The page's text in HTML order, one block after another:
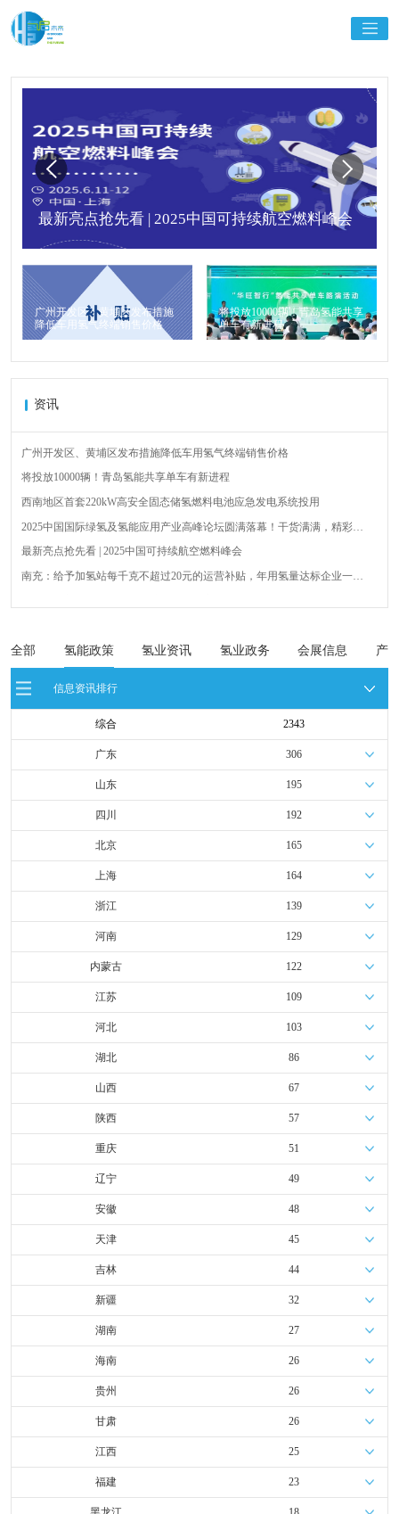
最新亮点抢先看 | 2025中国可持续航空燃料峰会
广州开发区、黄埔区发布措施
降低车用氢气终端销售价格
将投放10000辆！青岛氢能共享
单车有新进程
资讯
广州开发区、黄埔区发布措施降低车用氢气终端销售价格
将投放10000辆！青岛氢能共享单车有新进程
西南地区首套220kW高安全固态储氢燃料电池应急发电系统投用
2025中国国际绿氢及氢能应用产业高峰论坛圆满落幕！干货满满，精彩瞬
最新亮点抢先看 | 2025中国可持续航空燃料峰会
南充：给予加氢站每千克不超过20元的运营补贴，年用氢量达标企业一次
成果验收工作会议在呼伦贝尔举行
新疆俊瑞温宿规模化制绿氢项目开工仪式在温宿县成功举办
产业发展举办交流会
全部 氢能政策 氢业资讯 氢业政务 会展信息 产
信息资讯排行
综合 2343
广东 306
山东 195
四川 192
北京 165
上海 164
浙江 139
河南 129
内蒙古 122
江苏 109
河北 103
湖北 86
山西 67
陕西 57
重庆 51
辽宁 49
安徽 48
天津 45
吉林 44
新疆 32
湖南 27
海南 26
贵州 26
甘肃 26
江西 25
福建 23